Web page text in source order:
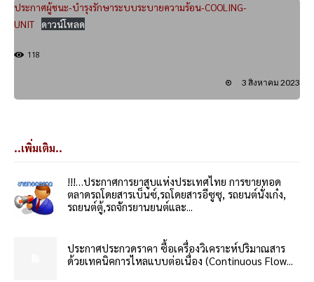
ประกาศผู้ชนะ-บำรุงรักษาระบบระบายความร้อน-COOLING-
UNIT
ดาวน์โหลด
118
3 สิงหาคม 2023
..เพิ่มเติม..
!!!…ประกาศการยาสูบแห่งประเทศไทย การขายทอด
ตลาดรถโดยสารเบ็นซ์,รถโดยสารอีซูซุ, รถยนต์นั่งเก๋ง,
รถยนต์ตู้,รถจักรยานยนต์และ...
ประกาศประกวดราคา ซื้อเครื่องวิเคราะห์ปริมาณสาร
ด้วยเทคนิคการไหลแบบต่อเนื่อง (Continuous Flow...